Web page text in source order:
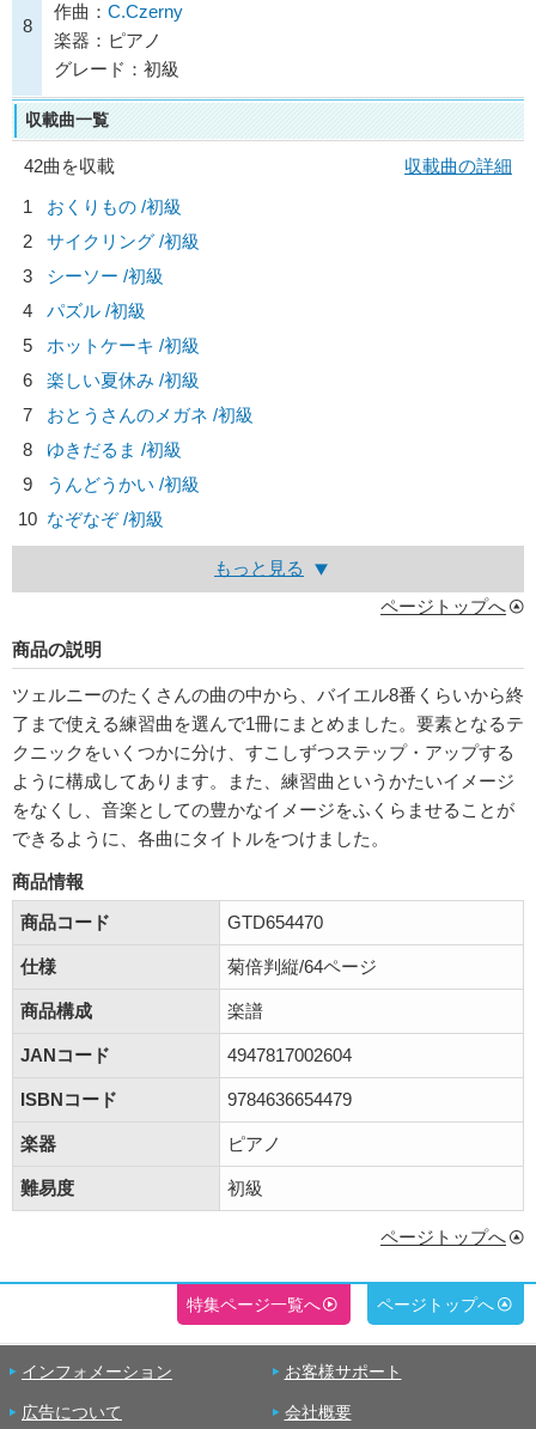
8
作曲： C.Czerny
楽器：ピアノ
グレード：初級
収載曲一覧
42曲を収載
収載曲の詳細
1
おくりもの /初級
2
サイクリング /初級
3
シーソー /初級
4
パズル /初級
5
ホットケーキ /初級
6
楽しい夏休み /初級
7
おとうさんのメガネ /初級
8
ゆきだるま /初級
9
うんどうかい /初級
10 なぞなぞ /初級
もっと見る
ページトップへ
商品の説明
ツェルニーのたくさんの曲の中から、バイエル8番くらいから終
了まで使える練習曲を選んで1冊にまとめました。要素となるテ
クニックをいくつかに分け、すこしずつステップ・アップする
ように構成してあります。また、練習曲というかたいイメージ
をなくし、音楽としての豊かなイメージをふくらませることが
できるように、各曲にタイトルをつけました。
商品情報
商品コード
GTD654470
仕様 菊倍判縦/64ページ
商品構成 楽譜
JANコード 4947817002604
ISBNコード 9784636654479
楽器 ピアノ
難易度 初級
ページトップへ
特集ページ一覧へ ページトップへ
インフォメーション お客様サポート
広告について 会社概要